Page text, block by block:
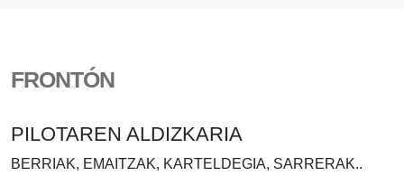
FRONTÓN
PILOTAREN ALDIZKARIA
BERRIAK, EMAITZAK, KARTELDEGIA, SARRERAK..